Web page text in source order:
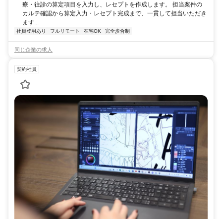
療・往診の算定項目を入力し、レセプトを作成します。 担当案件の
カルテ確認から算定入力・レセプト完成まで、一貫して担当いただき
ます...
社員登用あり フルリモート 在宅OK 完全歩合制
同じ企業の求人
契約社員